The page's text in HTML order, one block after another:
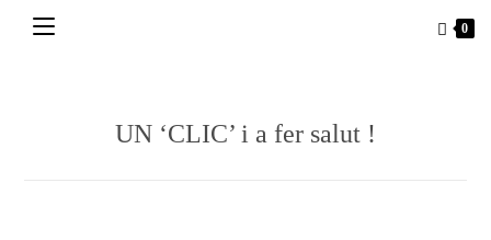
0
UN ‘CLIC’ i a fer salut !